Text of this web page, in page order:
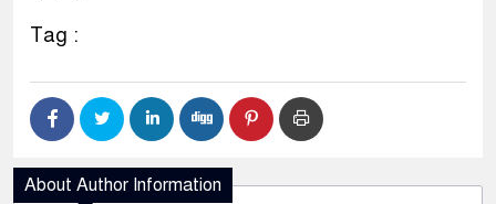
Tag :
About Author Information